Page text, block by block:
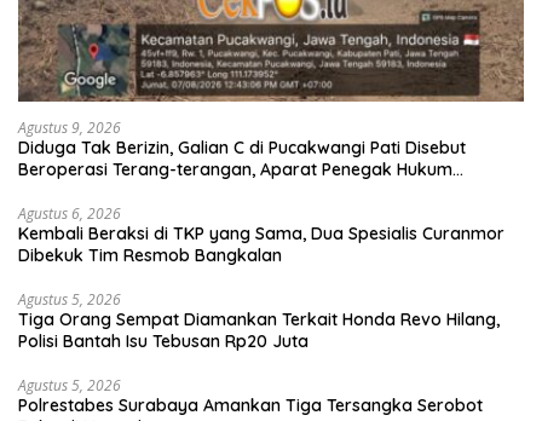
Agustus 9, 2026
Diduga Tak Berizin, Galian C di Pucakwangi Pati Disebut
Beroperasi Terang-terangan, Aparat Penegak Hukum
Agustus 6, 2026
Kembali Beraksi di TKP yang Sama, Dua Spesialis Curanmor
Dibekuk Tim Resmob Bangkalan
Agustus 5, 2026
Tiga Orang Sempat Diamankan Terkait Honda Revo Hilang,
Polisi Bantah Isu Tebusan Rp20 Juta
Agustus 5, 2026
Polrestabes Surabaya Amankan Tiga Tersangka Serobot